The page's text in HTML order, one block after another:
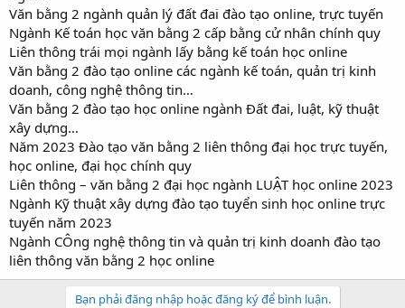
Văn bằng 2 ngành quản lý đất đai đào tạo online, trực tuyến
Ngành Kế toán học văn bằng 2 cấp bằng cử nhân chính quy
Liên thông trái mọi ngành lấy bằng kế toán học online
Văn bằng 2 đào tạo online các ngành kế toán, quản trị kinh
doanh, công nghệ thông tin…
Văn bằng 2 đào tạo học online ngành Đất đai, luật, kỹ thuật
xây dựng…
Năm 2023 Đào tạo văn bằng 2 liên thông đại học trực tuyến,
học online, đại học chính quy
Liên thông – văn bằng 2 đại học ngành LUẬT học online 2023
Ngành Kỹ thuật xây dựng đào tạo tuyển sinh học online trực
tuyến năm 2023
Ngành CÔng nghệ thông tin và quản trị kinh doanh đào tạo
liên thông văn bằng 2 học online
Bạn phải đăng nhập hoặc đăng ký để bình luận.